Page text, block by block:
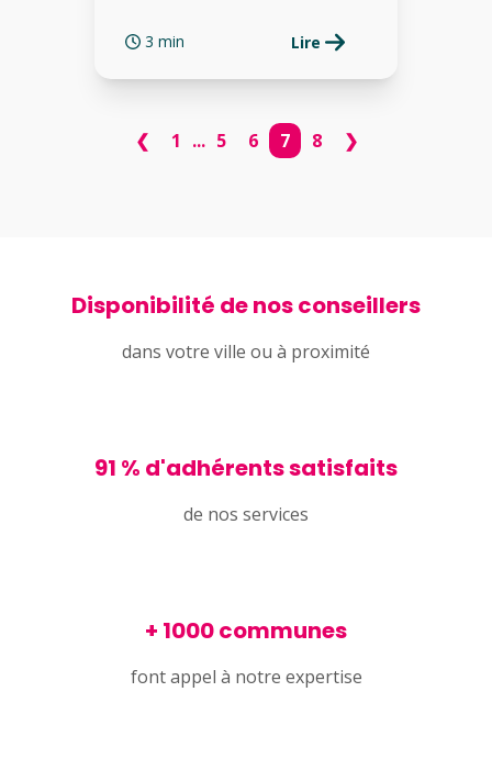
3 min Lire
❮ 1 ... 5 6 7 8 ❯
Disponibilité de nos conseillers
dans votre ville ou à proximité
91 % d'adhérents satisfaits
de nos services
+ 1000 communes
font appel à notre expertise